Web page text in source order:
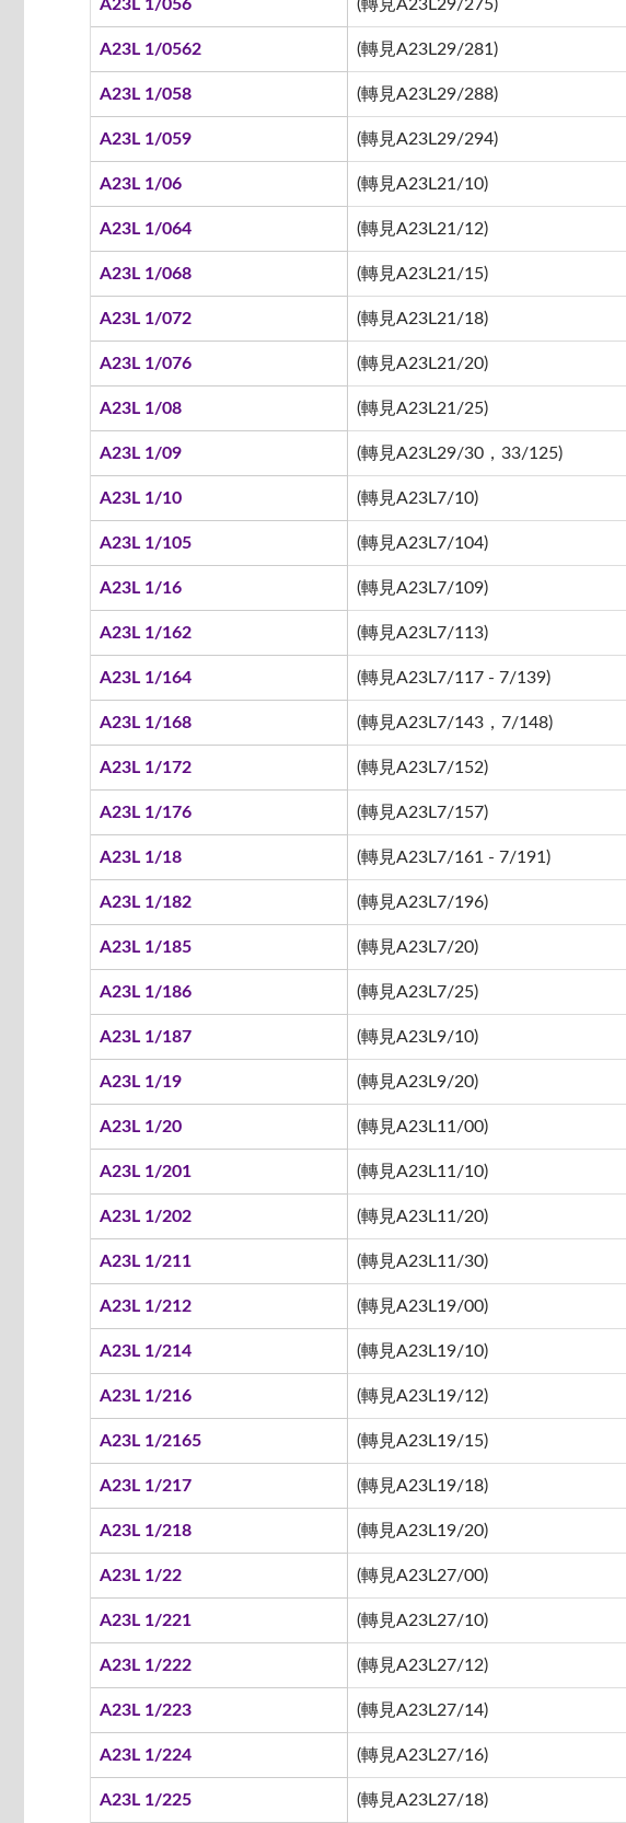
A23L 1/056 (轉見A23L29/275)
A23L 1/0562 (轉見A23L29/281)
A23L 1/058 (轉見A23L29/288)
A23L 1/059 (轉見A23L29/294)
A23L 1/06 (轉見A23L21/10)
A23L 1/064 (轉見A23L21/12)
A23L 1/068 (轉見A23L21/15)
A23L 1/072 (轉見A23L21/18)
A23L 1/076 (轉見A23L21/20)
A23L 1/08 (轉見A23L21/25)
A23L 1/09 (轉見A23L29/30，33/125)
A23L 1/10 (轉見A23L7/10)
A23L 1/105 (轉見A23L7/104)
A23L 1/16 (轉見A23L7/109)
A23L 1/162 (轉見A23L7/113)
A23L 1/164 (轉見A23L7/117 - 7/139)
A23L 1/168 (轉見A23L7/143，7/148)
A23L 1/172 (轉見A23L7/152)
A23L 1/176 (轉見A23L7/157)
A23L 1/18 (轉見A23L7/161 - 7/191)
A23L 1/182 (轉見A23L7/196)
A23L 1/185 (轉見A23L7/20)
A23L 1/186 (轉見A23L7/25)
A23L 1/187 (轉見A23L9/10)
A23L 1/19 (轉見A23L9/20)
A23L 1/20 (轉見A23L11/00)
A23L 1/201 (轉見A23L11/10)
A23L 1/202 (轉見A23L11/20)
A23L 1/211 (轉見A23L11/30)
A23L 1/212 (轉見A23L19/00)
A23L 1/214 (轉見A23L19/10)
A23L 1/216 (轉見A23L19/12)
A23L 1/2165 (轉見A23L19/15)
A23L 1/217 (轉見A23L19/18)
A23L 1/218 (轉見A23L19/20)
A23L 1/22 (轉見A23L27/00)
A23L 1/221 (轉見A23L27/10)
A23L 1/222 (轉見A23L27/12)
A23L 1/223 (轉見A23L27/14)
A23L 1/224 (轉見A23L27/16)
A23L 1/225 (轉見A23L27/18)